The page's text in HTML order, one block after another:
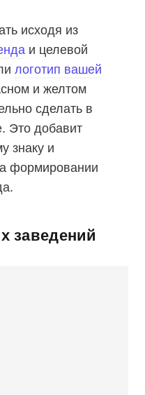
исходя из
и целевой
логотип вашей
и желтом
сделать в
Это добавит
знаку и
формировании
заведений